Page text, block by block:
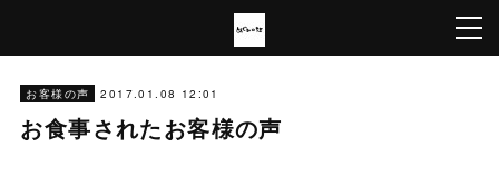
お客様の声 2017.01.08 12:01
お食事されたお客様の声